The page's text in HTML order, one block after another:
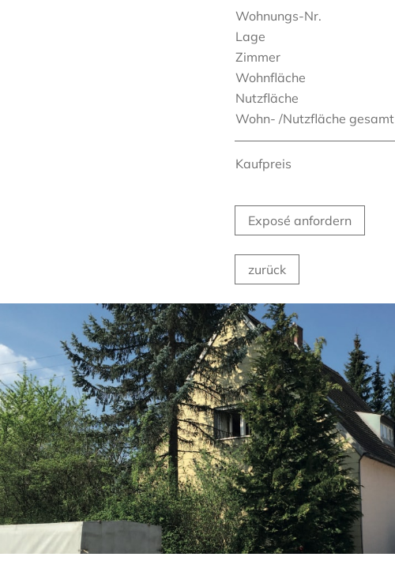
Wohnungs-Nr.
Lage
Zimmer
Wohnfläche
Nutzfläche
Wohn- /Nutzfläche gesamt
Kaufpreis
Exposé anfordern
zurück